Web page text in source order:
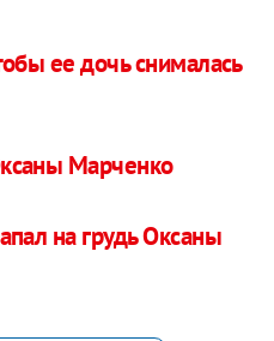
ее дочь снималась
Марченко
на грудь Оксаны